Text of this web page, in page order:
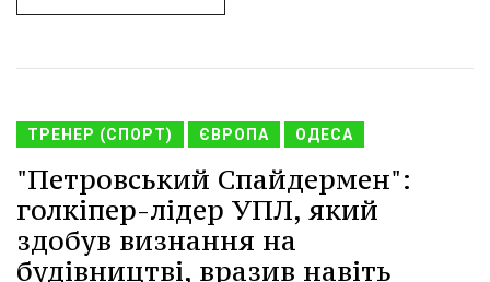
ТРЕНЕР (СПОРТ) ЄВРОПА ОДЕСА
"Петровський Спайдермен":
голкіпер-лідер УПЛ, який
здобув визнання на
будівництві, вразив навіть